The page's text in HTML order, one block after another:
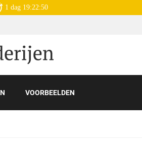
1 dag 19:22:48
VOORBEELDEN